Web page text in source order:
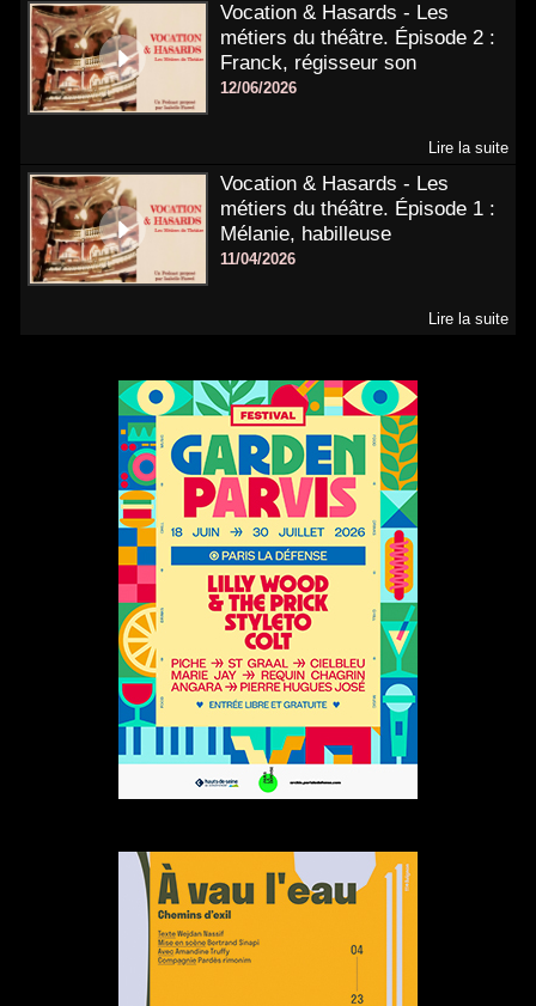
Vocation & Hasards - Les
métiers du théâtre. Épisode 2 :
Franck, régisseur son
12/06/2026
Lire la suite
Vocation & Hasards - Les
métiers du théâtre. Épisode 1 :
Mélanie, habilleuse
11/04/2026
Lire la suite